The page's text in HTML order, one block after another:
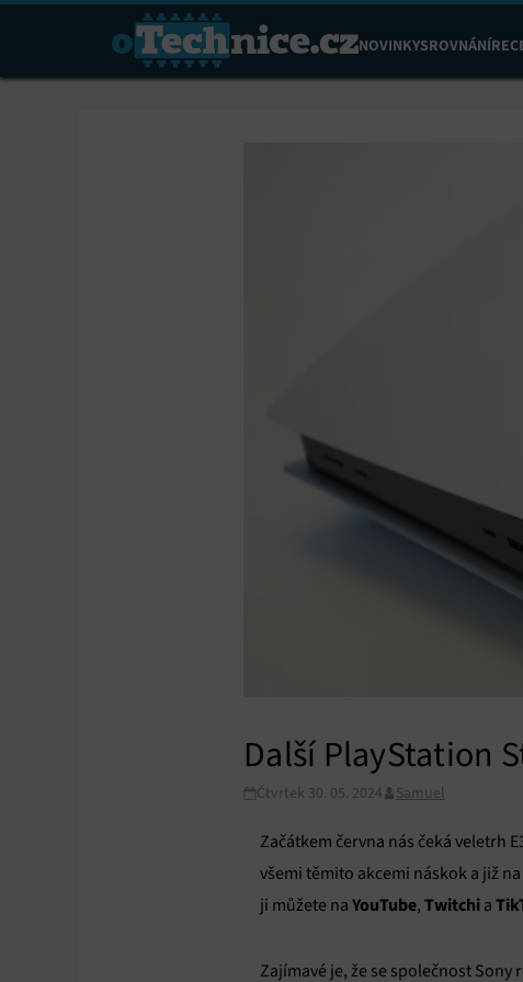
NOVINKYSROVNÁNÍ
Další PlayStation
Čtvrtek 30. 05. 2024 Samuel
Začátkem června nás čeká veletrh
všemi těmito akcemi náskok a již
ji můžete na YouTube, Twitchi a
Zajímavé je, že se společnost